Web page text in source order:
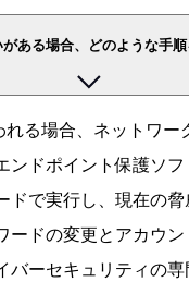
ある場合、どのような手
れる場合、ネットワー
ンドポイント保護ソ
ドで実行し、現在の
ードの変更とアカウ
バーセキュリティの